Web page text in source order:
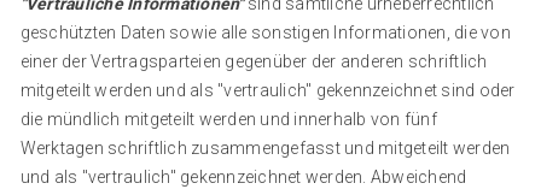
geschützten Daten sowie alle sonstigen Informationen, die von
einer der Vertragsparteien gegenüber der anderen schriftlich
mitgeteilt werden und als "vertraulich" gekennzeichnet sind oder
die mündlich mitgeteilt werden und innerhalb von fünf
Werktagen schriftlich zusammengefasst und mitgeteilt werden
und als "vertraulich" gekennzeichnet werden. Abweichend